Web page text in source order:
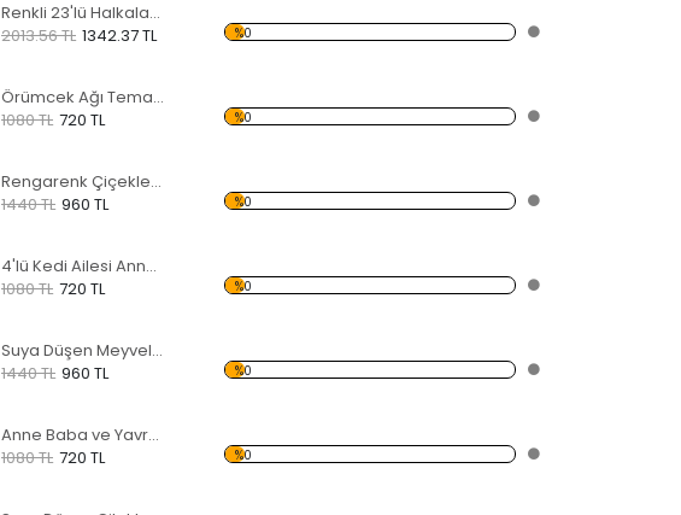
Renkli 23'lü Halkalar Temalı Beyaz Eşya Sticker
2013.56 TL 1342.37 TL %0
Örümcek Ağı Temalı Beyaz Eşya Sticker
1080 TL 720 TL %0
Rengarenk Çiçekler Dağılan Temalı Beyaz Eşya Sticker
1440 TL 960 TL %0
4'lü Kedi Ailesi Anne ve Yavrular Temalı Beyaz Eşya Sticker
1080 TL 720 TL %0
Suya Düşen Meyveler Temalı Beyaz Eşya Sticker
1440 TL 960 TL %0
Anne Baba ve Yavru Kedi Ailesi Temalı Beyaz Eşya Sticker
1080 TL 720 TL %0